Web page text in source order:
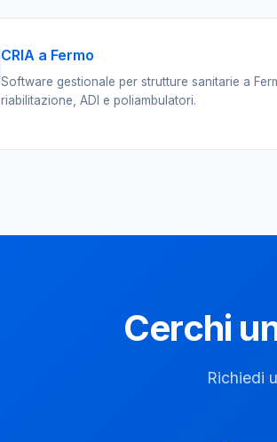
CRIA a Fermo
Software gestionale per strutture sanitarie a
riabilitazione, ADI e poliambulatori.
Cerchi
Richiedi